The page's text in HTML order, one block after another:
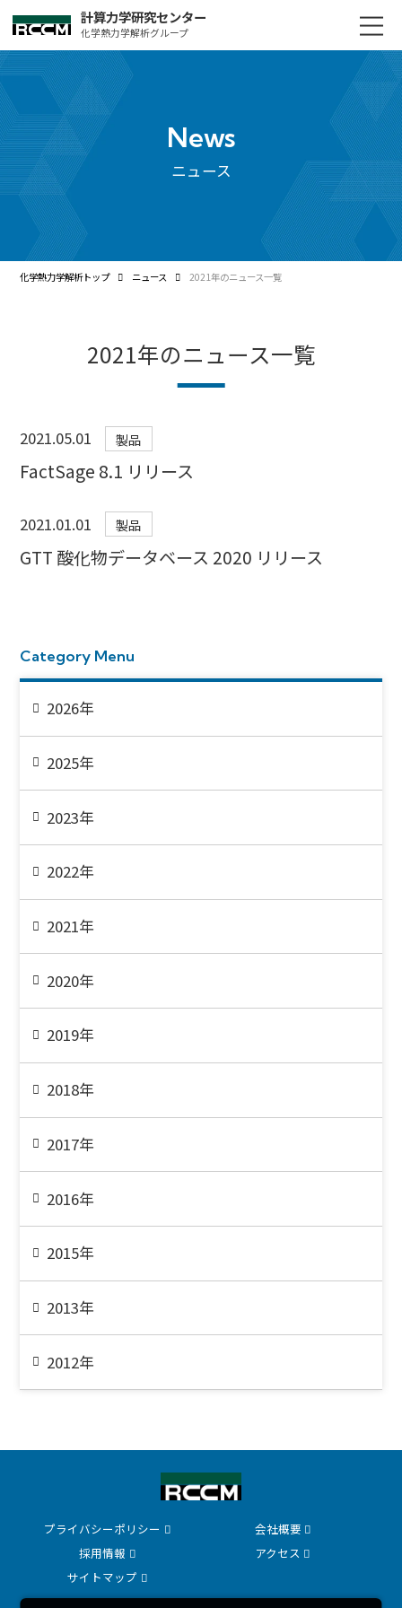
計算力学研究センター
化学熱力学解析グループ
News
ニュース
化学熱力学解析トップ ニュース 2021年のニュース一覧
2021年のニュース一覧
2021.05.01 製品
FactSage 8.1 リリース
2021.01.01 製品
GTT 酸化物データベース 2020 リリース
Category Menu
2026年
2025年
2023年
2022年
2021年
2020年
2019年
2018年
2017年
2016年
2015年
2013年
2012年
プライバシーポリシー
会社概要
採用情報
アクセス
サイトマップ